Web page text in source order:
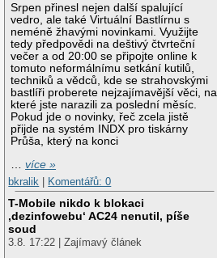
Srpen přinesl nejen další spalující
vedro, ale také Virtuální Bastlírnu s
neméně žhavými novinkami. Využijte
tedy předpovědi na deštivý čtvrteční
večer a od 20:00 se připojte online k
tomuto neformálnímu setkání kutilů,
techniků a vědců, kde se strahovskými
bastlíři proberete nejzajímavější věci, na
které jste narazili za poslední měsíc.
Pokud jde o novinky, řeč zcela jistě
přijde na systém INDX pro tiskárny
Průša, který na konci
…více »
bkralik
Komentářů: 0
T-Mobile nikdo k blokaci
‚dezinfowebu‘ AC24 nenutil, píše
soud
3.8. 17:22 | Zajímavý článek